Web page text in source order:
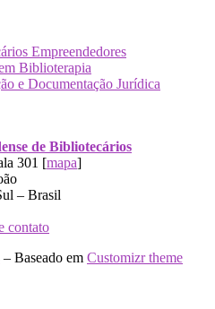
Empreendedores
Biblioterapia
e Documentação Jurídica
de Bibliotecários
301 [mapa]
– Brasil
contato
– Baseado em Customizr theme